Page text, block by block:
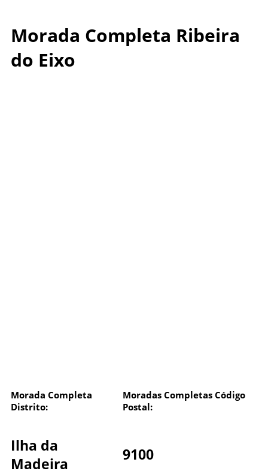
Morada Completa Ribeira
do Eixo
Morada Completa
Distrito:
Moradas Completas Código
Postal:
Ilha da
Madeira
9100